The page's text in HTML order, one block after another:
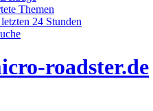
Themen
24 Stunden
roadster.de